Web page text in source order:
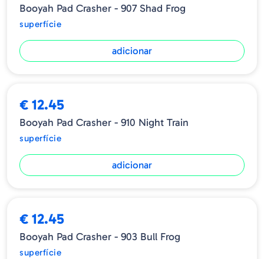
Booyah Pad Crasher - 907 Shad Frog
superfície
adicionar
€ 12.45
Booyah Pad Crasher - 910 Night Train
superfície
adicionar
€ 12.45
Booyah Pad Crasher - 903 Bull Frog
superfície